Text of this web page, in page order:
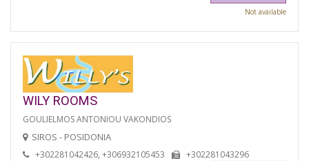
Not available
WILY ROOMS
GOULIELMOS ANTONIOU VAKONDIOS
SIROS - POSIDONIA
+302281042426, +306932105453 +302281043296